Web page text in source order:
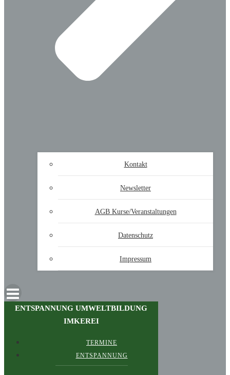
Kontakt
Newsletter
AGB Kurse/Veranstaltungen
Datenschutz
Impressum
ENTSPANNUNG UMWELTBILDUNG
IMKEREI
TERMINE
ENTSPANNUNG